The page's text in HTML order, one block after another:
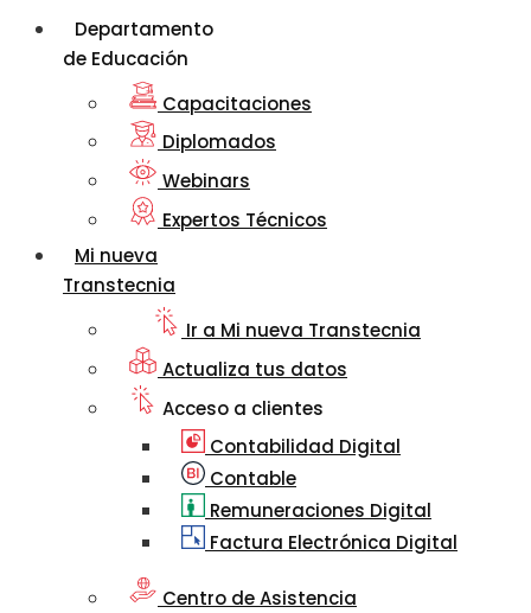
Departamento
de Educación
Capacitaciones
Diplomados
Webinars
Expertos Técnicos
Mi nueva
Transtecnia
Ir a Mi nueva Transtecnia
Actualiza tus datos
Acceso a clientes
Contabilidad Digital
Contable
Remuneraciones Digital
Factura Electrónica Digital
Centro de Asistencia